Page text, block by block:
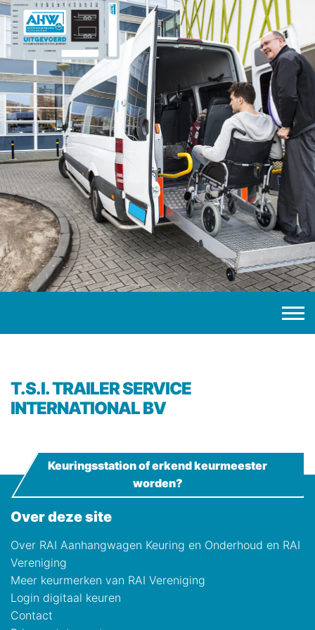
T.S.I. TRAILER SERVICE
INTERNATIONAL BV
Over deze site
Over RAI Aanhangwagen Keuring en Onderhoud en RAI
Vereniging
Meer keurmerken van RAI Vereniging
Login digitaal keuren
Contact
Keuringsstation of erkend keurmeester
worden?